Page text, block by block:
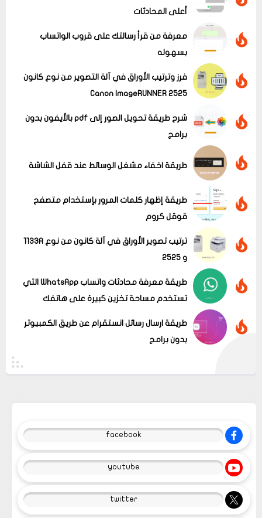
أعلى المحادثات
معرفة من قرأ رسالتك على قروب الواتساب
بسهوله
فرز وترتيب الأوراق في آلة التصوير من نوع كانون
Canon ImageRUNNER 2525
شرح طريقة تحويل الصور إلى pdf بالأيفون بدون
برامج
طريقة اخفاء مشغل الوسائط عند قفل الشاشة
طريقة إظهار كلمات المرور بإستخدام متصفح
قوقل كروم
ترتيب تصوير الأوراق في آلة كانون من نوع 1133A
و 2525
طريقة معرفة محادثات واتساب WhatsApp التي
تستخدم مساحة تخزين كبيرة على هاتفك
طريقة ارسال رسائل انستقرام عن طريق الكمبيوتر
بدون برامج
facebook
youtube
twitter